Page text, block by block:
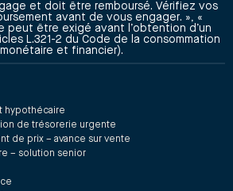
et doit être remboursé. Vérifiez vos
avant de vous engager. », «
peut être exigé avant l’obtention d’un
L.321-2 du Code de la consommation
et financier).
hypothécaire
de trésorerie urgente
de prix – avance sur vente
– solution senior